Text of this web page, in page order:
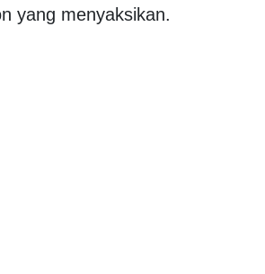
yang menyaksikan.